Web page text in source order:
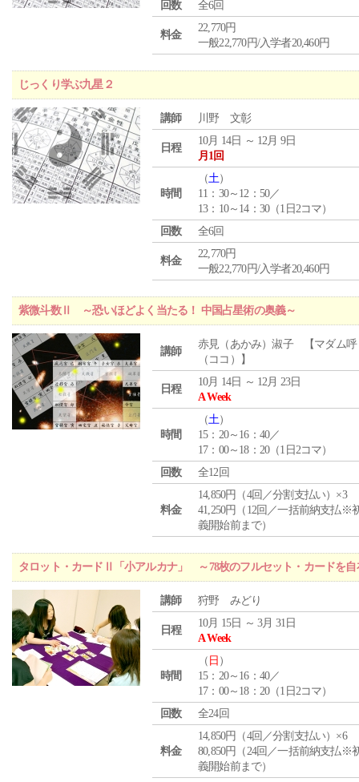
回数 全6回
料金
22,770円
一般22,770円/入学者20,460円
じっくり学ぶ九星２
講師 川野 文彰
日程
10月 14日 ～ 12月 9日
月1回
時間
（土）
11：30～12：50／
13：10～14：30（1日2コマ）
回数
全6回
料金
22,770円
一般22,770円/入学者20,460円
紫微斗数Ⅱ ～恐いほどよく当たる！ 中国占星術の奥義～
講師
赤見（あかみ）淑子 【マダム呼
（ココ）】
日程
10月 14日 ～ 12月 23日
A Week
時間
（土）
15：20～16：40／
17：00～18：20（1日2コマ）
回数
全12回
料金
14,850円（4回／分割支払い）×3
41,250円（12回／一括前納支払※
義開始前まで）
タロット・カードⅡ「小アルカナ」 ～78枚のフルセット・カードを自
講師 狩野 みどり
日程
10月 15日 ～ 3月 31日
A Week
時間
（ 日 ）
15：20～16：40／
17：00～18：20（1日2コマ）
回数
全24回
料金
14,850円（4回／分割支払い）×6
80,850円（24回／一括前納支払※
義開始前まで）